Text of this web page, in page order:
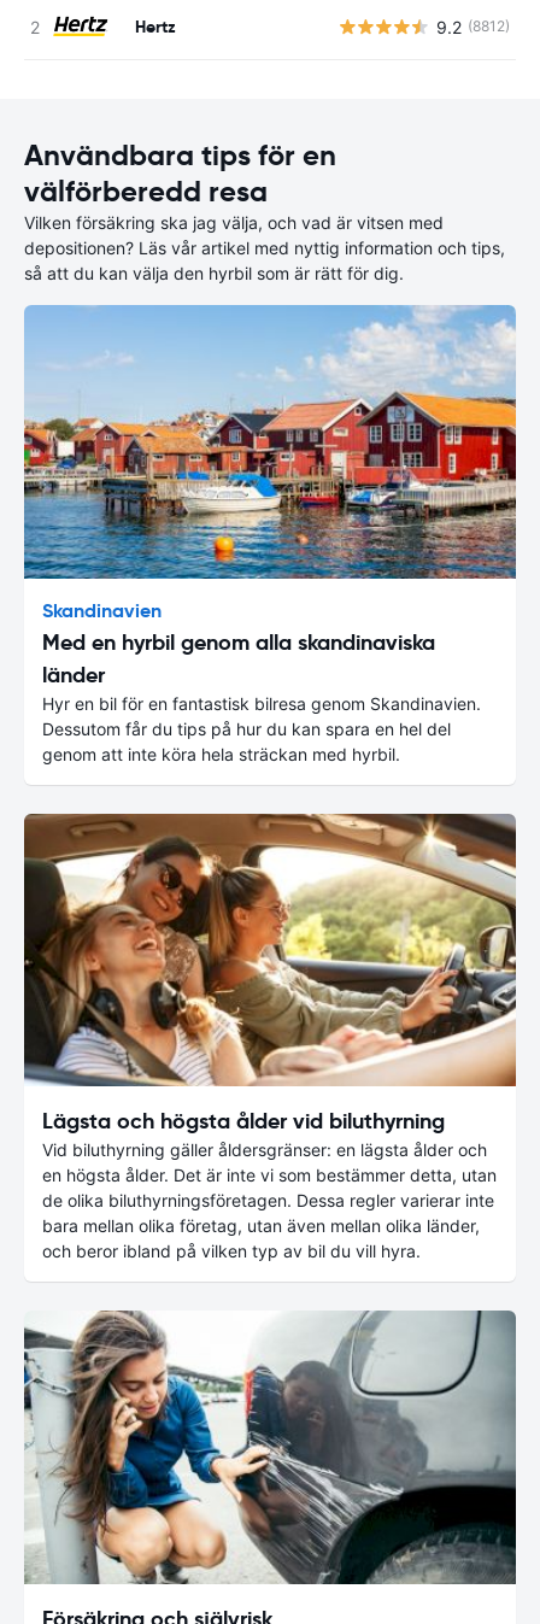
Hertz 9.2 (8812)
Användbara tips för en
välförberedd resa
Vilken försäkring ska jag välja, och vad är vitsen med
depositionen? Läs vår artikel med nyttig information och tips,
så att du kan välja den hyrbil som är rätt för dig.
Skandinavien
Med en hyrbil genom alla skandinaviska
länder
Hyr en bil för en fantastisk bilresa genom Skandinavien.
Dessutom får du tips på hur du kan spara en hel del
genom att inte köra hela sträckan med hyrbil.
Lägsta och högsta ålder vid biluthyrning
Vid biluthyrning gäller åldersgränser: en lägsta ålder och
en högsta ålder. Det är inte vi som bestämmer detta, utan
de olika biluthyrningsföretagen. Dessa regler varierar inte
bara mellan olika företag, utan även mellan olika länder,
och beror ibland på vilken typ av bil du vill hyra.